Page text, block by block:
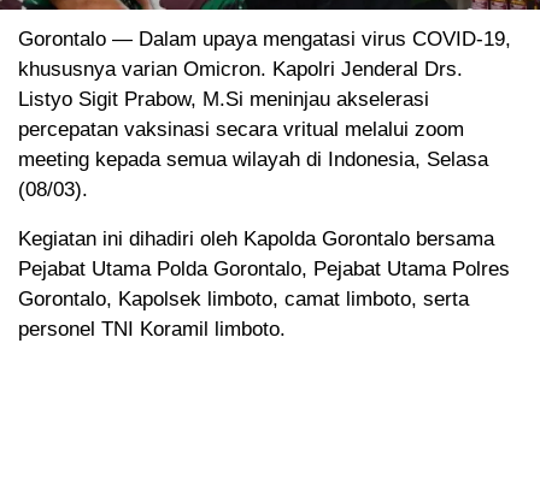
Gorontalo — Dalam upaya mengatasi virus COVID-19,
khususnya varian Omicron. Kapolri Jenderal Drs.
Listyo Sigit Prabow, M.Si meninjau akselerasi
percepatan vaksinasi secara vritual melalui zoom
meeting kepada semua wilayah di Indonesia, Selasa
(08/03).
Kegiatan ini dihadiri oleh Kapolda Gorontalo bersama
Pejabat Utama Polda Gorontalo, Pejabat Utama Polres
Gorontalo, Kapolsek limboto, camat limboto, serta
personel TNI Koramil limboto.